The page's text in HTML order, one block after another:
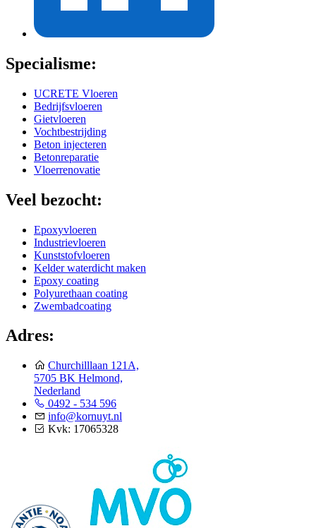
Specialisme:
UCRETE Vloeren
Bedrijfsvloeren
Gietvloeren
Vochtbestrijding
Beton injecteren
Betonreparatie
Vloerrenovatie
Veel bezocht:
Epoxyvloeren
Industrievloeren
Kunststofvloeren
Kelder waterdicht maken
Epoxy coating
Polyurethaan coating
Zwembadcoating
Adres:
Churchilllaan 121A,
5705 BK Helmond,
Nederland
0492 - 534 596
info@kornuyt.nl
Kvk: 17065328